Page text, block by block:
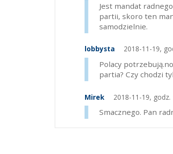
Jest mandat
partii, skoro ten
samodzielnie.
lobbysta 2018-11-19,
Polacy
partia? Czy chodzi
Mirek 2018-11-19, godz.
Smacznego. Pan